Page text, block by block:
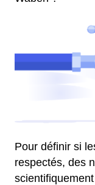
Pour définir si
respectés, des